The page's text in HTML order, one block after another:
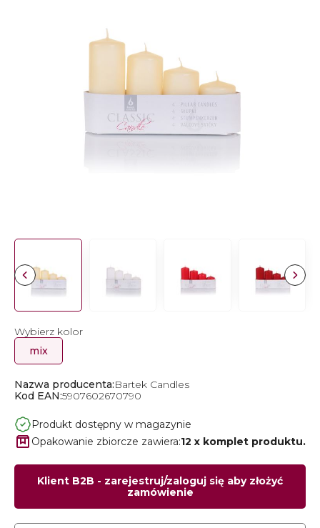
Wybierz kolor
mix
Nazwa producenta:Bartek Candles
Kod EAN:5907602670790
Produkt dostępny w magazynie
Opakowanie zbiorcze zawiera:12 x komplet produktu.
Klient B2B - zarejestruj/zaloguj się aby złożyć
zamówienie